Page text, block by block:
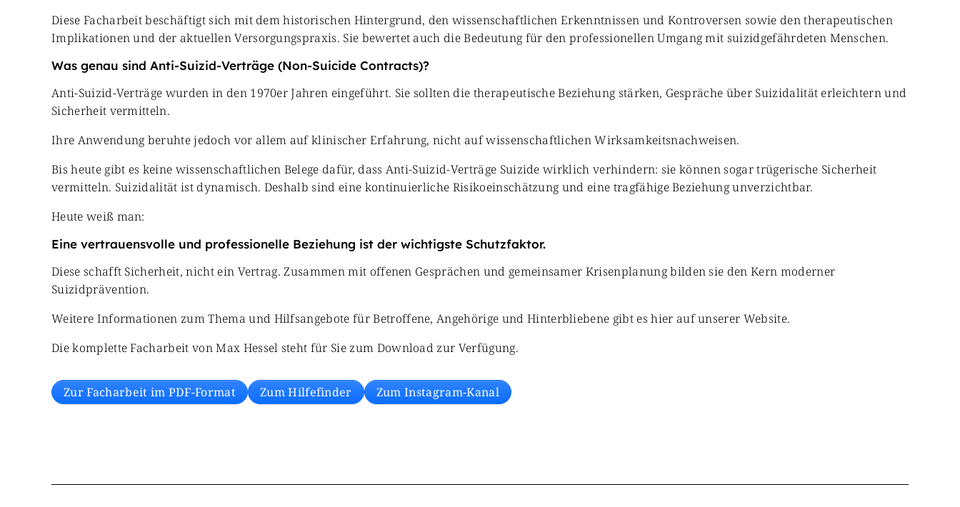
Diese Facharbeit beschäftigt sich mit dem historischen Hintergrund, den wissenschaftlichen Erkenntnissen und Kontroversen sowie den therapeutischen
Implikationen und der aktuellen Versorgungspraxis. Sie bewertet auch die Bedeutung für den professionellen Umgang mit suizidgefährdeten Menschen.
Was genau sind Anti-Suizid-Verträge (Non-Suicide Contracts)?
Anti-Suizid-Verträge wurden in den 1970er Jahren eingeführt. Sie sollten die therapeutische Beziehung stärken, Gespräche über Suizidalität erleichtern und
Sicherheit vermitteln.
Ihre Anwendung beruhte jedoch vor allem auf klinischer Erfahrung, nicht auf wissenschaftlichen Wirksamkeitsnachweisen.
Bis heute gibt es keine wissenschaftlichen Belege dafür, dass Anti-Suizid-Verträge Suizide wirklich verhindern: sie können sogar trügerische Sicherheit
vermitteln. Suizidalität ist dynamisch. Deshalb sind eine kontinuierliche Risikoeinschätzung und eine tragfähige Beziehung unverzichtbar.
Heute weiß man:
Eine vertrauensvolle und professionelle Beziehung ist der wichtigste Schutzfaktor.
Diese schafft Sicherheit, nicht ein Vertrag. Zusammen mit offenen Gesprächen und gemeinsamer Krisenplanung bilden sie den Kern moderner
Suizidprävention.
Weitere Informationen zum Thema und Hilfsangebote für Betroffene, Angehörige und Hinterbliebene gibt es hier auf unserer Website.
Die komplette Facharbeit von Max Hessel steht für Sie zum Download zur Verfügung.
Zur Facharbeit im PDF-Format Zum Hilfefinder Zum Instagram-Kanal